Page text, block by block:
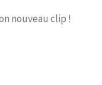
nouveau clip !